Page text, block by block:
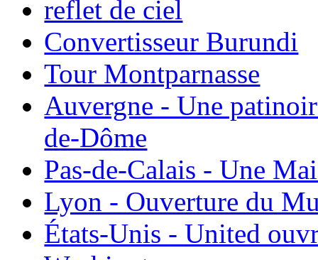
reflet de ciel
Convertisseur Burundi
Tour Montparnasse
Auvergne - Une
de-Dôme
Pas-de-Calais - Une
Lyon - Ouverture du
États-Unis - United